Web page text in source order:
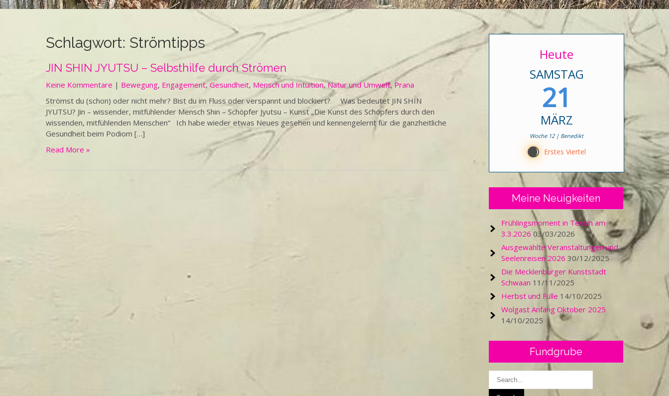
Schlagwort: Strömtipps
JIN SHIN JYUTSU – Selbsthilfe durch Strömen
Keine Kommentare | Bewegung, Engagement,Gesundheit, Mensch und Intuition,Natur und Umwelt, Prana
Strömst du (schon) oder nicht mehr? Bist du im Fluss oder verspannt und blockiert? Was bedeutet JIN SHIN
JYUTSU? Jin – wissender, mitfühlender Mensch Shin – Schöpfer Jyutsu – Kunst „Die Kunst des Schöpfers durch den
wissenden, mitfühlenden Menschen“ Ich habe wieder etwas Neues gesehen und kennengelernt für die ganzheitliche
Gesundheit beim Podiom […]
Read More »
Heute
SAMSTAG
21
MÄRZ
Woche 12 | Benedikt
C Erstes Viertel
Meine Neuigkeiten
Frühlingsmoment in Tessin am
3.3.2026 03/03/2026
Ausgewählte Veranstaltungen und
Seelenreisen 2026 30/12/2025
Die Mecklenburger Kunststadt
Schwaan 11/11/2025
Herbst und Fülle 14/10/2025
Wolgast Anfang Oktober 2025
14/10/2025
Fundgrube